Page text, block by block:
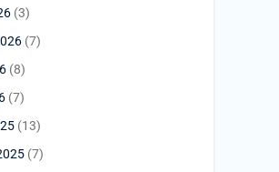
(3)
(7)
(8)
(7)
(13)
(7)